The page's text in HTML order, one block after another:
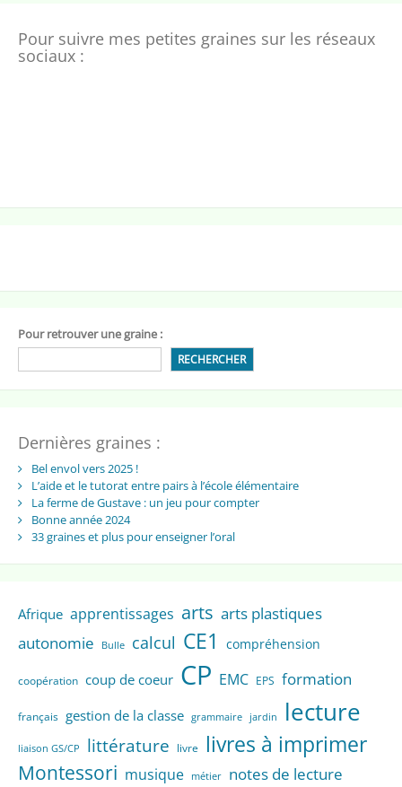
Pour suivre mes petites graines sur les réseaux
sociaux :
Pour retrouver une graine :
RECHERCHER
Dernières graines :
Bel envol vers 2025 !
L’aide et le tutorat entre pairs à l’école élémentaire
La ferme de Gustave : un jeu pour compter
Bonne année 2024
33 graines et plus pour enseigner l’oral
Afrique apprentissages arts arts plastiques
autonomie
Bulle calcul CE1 compréhension
coopération coup de coeur CP EMC EPS formation
français gestion de la classe grammaire jardin lecture
liaison GS/CP littérature livre livres à imprimer
Montessori musique métier notes de lecture